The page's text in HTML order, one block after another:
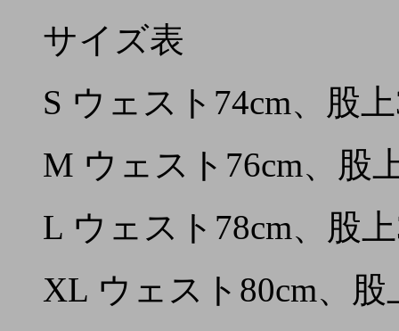
サイズ表
S ウェスト74cm、股
M ウェスト76cm、股
L ウェスト78cm、股
XL ウェスト80cm、股